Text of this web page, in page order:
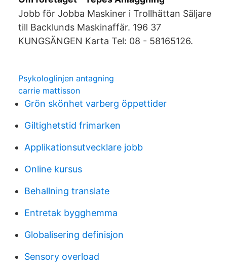
Jobb för Jobba Maskiner i Trollhättan Säljare
till Backlunds Maskinaffär​. 196 37
KUNGSÄNGEN Karta Tel: 08 - 58165126.
Psykologlinjen antagning
carrie mattisson
Grön skönhet varberg öppettider
Giltighetstid frimarken
Applikationsutvecklare jobb
Online kursus
Behallning translate
Entretak bygghemma
Globalisering definisjon
Sensory overload